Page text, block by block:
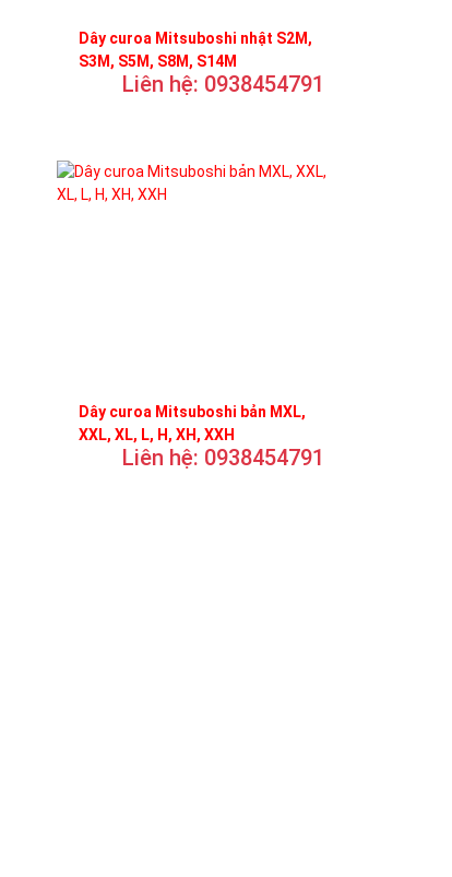
Dây curoa Mitsuboshi nhật S2M,
S3M, S5M, S8M, S14M
Liên hệ: 0938454791
Dây curoa Mitsuboshi bản MXL,
XXL, XL, L, H, XH, XXH
Liên hệ: 0938454791